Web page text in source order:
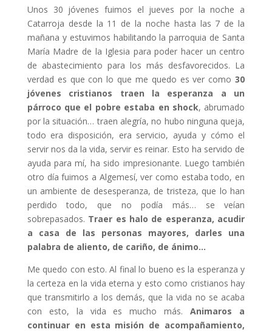
Unos 30 jóvenes fuimos el jueves por la noche a
Catarroja desde la 11 de la noche hasta las 7 de la
mañana y estuvimos habilitando la parroquia de Santa
María Madre de la Iglesia para poder hacer un centro
de abastecimiento para los más desfavorecidos. La
verdad es que con lo que me quedo es ver como30
jóvenes cristianos traen la esperanza a un
párroco que el pobre estaba en shock, abrumado
por la situación… traen alegría, no hubo ninguna queja,
todo era disposición, era servicio, ayuda y cómo el
servir nos da la vida, servir es reinar. Esto ha servido de
ayuda para mí, ha sido impresionante. Luego también
otro día fuimos a Algemesí, ver como estaba todo, en
un ambiente de desesperanza, de tristeza, que lo han
perdido todo, que no podía más… se veían
sobrepasados. Traer es halo de esperanza, acudir
a casa de las personas mayores, darles una
palabra de aliento, de cariño, de ánimo…
Me quedo con esto. Al final lo bueno es la esperanza y
la certeza en la vida eterna y esto como cristianos hay
que transmitirlo a los demás, que la vida no se acaba
con esto, la vida es mucho más.Animaros a
continuar en esta misión de acompañamiento,